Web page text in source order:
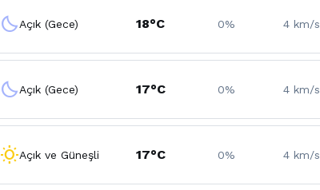
clear_nightAçık (Gece) 18°C 0% 4 km/s
clear_nightAçık (Gece) 17°C 0% 4 km/s
wb_sunnyAçık ve Güneşli 17°C 0% 4 km/s